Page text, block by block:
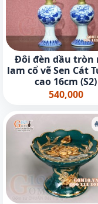
Đôi đèn dầu tròn
lam cổ vẽ Sen Cát
cao 16cm (S2)
540,000